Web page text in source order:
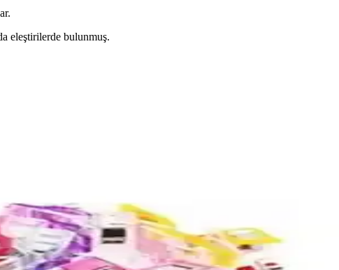
eleştirilerde bulunmuş.
ve Detaylı İnceleme
karşılaştırması. Her iki ürünün özellikleri, kullanıcı yorumları ve